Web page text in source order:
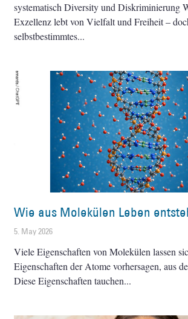
systematisch Diversity und Diskriminierung
Exzellenz lebt von Vielfalt und Freiheit –
selbstbestimmtes
Wie aus Molekülen Leben
5. May 2026
Viele Eigenschaften von Molekülen lassen
Eigenschaften der Atome vorhersagen, aus
Diese Eigenschaften tauchen